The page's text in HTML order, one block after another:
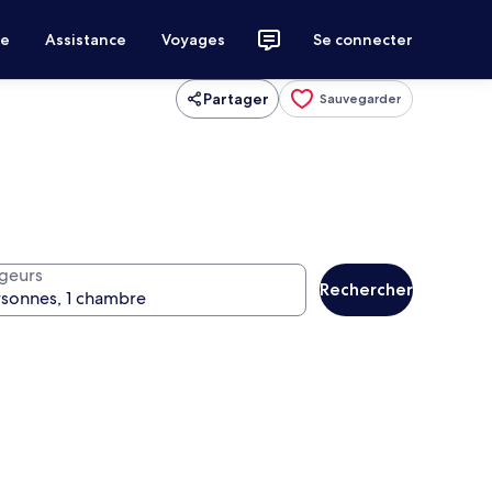
Assistance Voyages Se connecter
Partager Sauvegarder
Rechercher